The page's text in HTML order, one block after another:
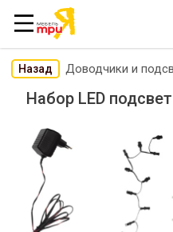
Назад Доводчики и
Набор LED